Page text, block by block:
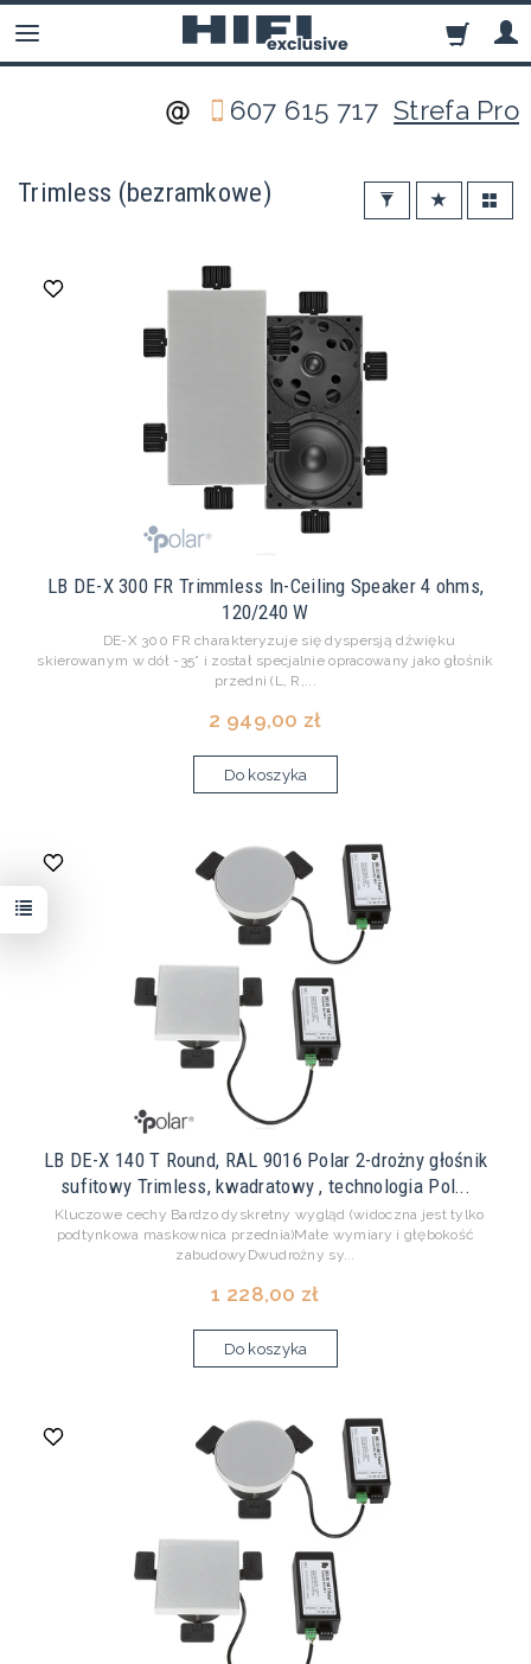
607 615 717Strefa Pro
Trimless (bezramkowe)
LB DE-X 300 FR Trimmless In-Ceiling Speaker 4 ohms,
120/240 W
DE-X 300 FR charakteryzuje się dyspersją dźwięku
skierowanym w dół -35° i został specjalnie opracowany jako głośnik
przedni (L, R,...
2 949,00 zł
Do koszyka
LB DE-X 140 T Round, RAL 9016 Polar 2-drożny głośnik
sufitowy Trimless, kwadratowy , technologia Pol...
Kluczowe cechy Bardzo dyskretny wygląd (widoczna jest tylko
podtynkowa maskownica przednia)Małe wymiary i głębokość
zabudowyDwudrożny sy...
1 228,00 zł
Do koszyka